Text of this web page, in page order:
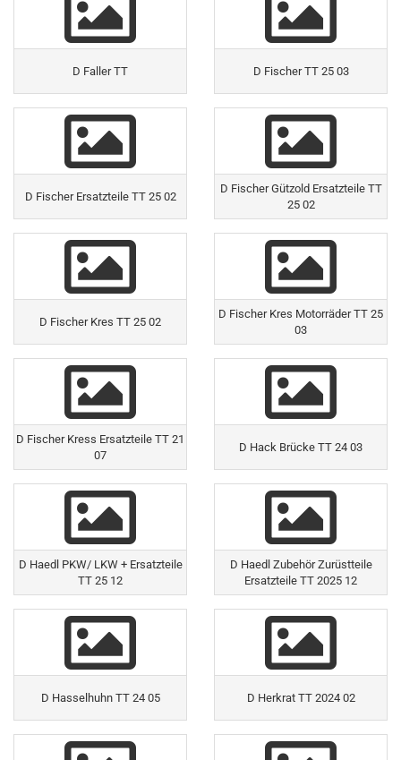
D Faller TT D Fischer TT 25 03
D Fischer Ersatzteile TT 25 02
D Fischer Gützold Ersatzteile TT
25 02
D Fischer Kres TT 25 02
D Fischer Kres Motorräder TT 25
03
D Fischer Kress Ersatzteile TT 21
07
D Hack Brücke TT 24 03
D Haedl PKW/ LKW + Ersatzteile
TT 25 12
D Haedl Zubehör Zurüstteile
Ersatzteile TT 2025 12
D Hasselhuhn TT 24 05 D Herkrat TT 2024 02